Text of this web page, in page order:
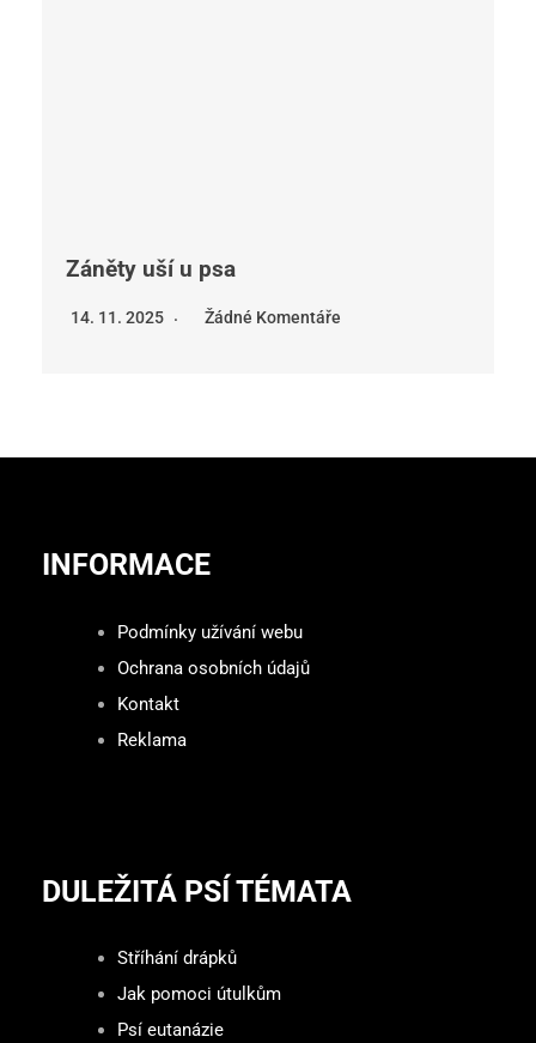
Záněty uší u psa
14. 11. 2025 Žádné Komentáře
INFORMACE
Podmínky užívání webu
Ochrana osobních údajů
Kontakt
Reklama
DULEŽITÁ PSÍ TÉMATA
Stříhání drápků
Jak pomoci útulkům
Psí eutanázie